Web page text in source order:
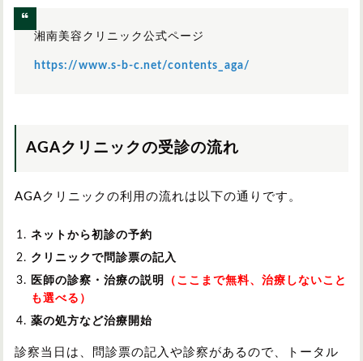
湘南美容クリニック公式ページ
https://www.s-b-c.net/contents_aga/
AGAクリニックの受診の流れ
AGAクリニックの利用の流れは以下の通りです。
ネットから初診の予約
クリニックで問診票の記入
医師の診察・治療の説明
（ここまで無料、治療しないこと
も選べる）
薬の処方など治療開始
診察当日は、問診票の記入や診察があるので、トータル